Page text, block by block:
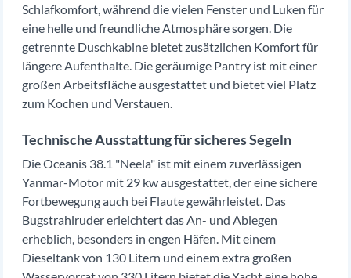
Schlafkomfort, während die vielen Fenster und Luken für
eine helle und freundliche Atmosphäre sorgen. Die
getrennte Duschkabine bietet zusätzlichen Komfort für
längere Aufenthalte. Die geräumige Pantry ist mit einer
großen Arbeitsfläche ausgestattet und bietet viel Platz
zum Kochen und Verstauen.
Technische Ausstattung für sicheres Segeln
Die Oceanis 38.1 "Neela" ist mit einem zuverlässigen
Yanmar-Motor mit 29 kw ausgestattet, der eine sichere
Fortbewegung auch bei Flaute gewährleistet. Das
Bugstrahlruder erleichtert das An- und Ablegen
erheblich, besonders in engen Häfen. Mit einem
Dieseltank von 130 Litern und einem extra großen